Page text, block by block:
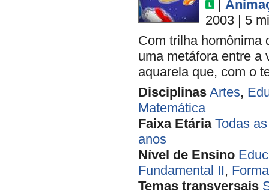
2003 | 5
Com trilha homônima
uma metáfora entre a
aquarela que, com o
Disciplinas Artes,
Matemática
Faixa Etária Todas
anos
Nível de Ensino
Fundamental II,
Temas transversais